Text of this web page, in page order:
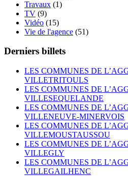
Travaux (1)
TV (9)
Vidéo (15)
Vie de l'agence (51)
Derniers billets
LES COMMUNES DE
VILLETRITOULS
LES COMMUNES DE
VILLESEQUELANDE
LES COMMUNES DE
VILLENEUVE-MINERVOIS
LES COMMUNES DE
VILLEMOUSTAUSSOU
LES COMMUNES DE
VILLEGLY
LES COMMUNES DE
VILLEGAILHENC